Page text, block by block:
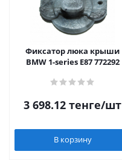
Фиксатор люка крыши
BMW 1-series E87 772292
3 698.12 тенге/шт
В корзину